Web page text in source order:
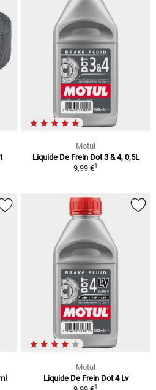
Motul
Liquide De Frein Dot 3 & 4, 0,5L
9,99 €1
Motul
Liquide De Frein Dot 4 Lv
1